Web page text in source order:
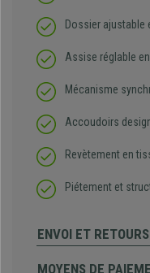
Dossier ajustable
Assise réglable
Mécanisme
Accoudoirs
Revètement en
Piétement et
ENVOI ET RETOURS
MOYENS DE